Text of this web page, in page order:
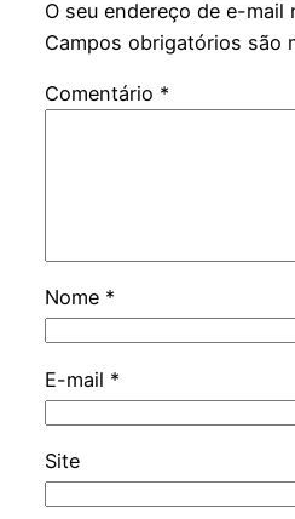
O seu endereço de e-mail
Campos obrigatórios são
Comentário *
Nome *
E-mail *
Site